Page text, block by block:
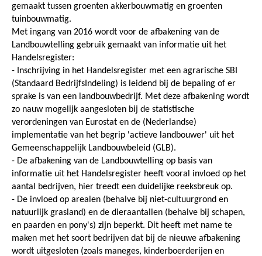
gemaakt tussen groenten akkerbouwmatig en groenten
tuinbouwmatig.
Met ingang van 2016 wordt voor de afbakening van de
Landbouwtelling gebruik gemaakt van informatie uit het
Handelsregister:
- Inschrijving in het Handelsregister met een agrarische SBI
(Standaard BedrijfsIndeling) is leidend bij de bepaling of er
sprake is van een landbouwbedrijf. Met deze afbakening wordt
zo nauw mogelijk aangesloten bij de statistische
verordeningen van Eurostat en de (Nederlandse)
implementatie van het begrip 'actieve landbouwer' uit het
Gemeenschappelijk Landbouwbeleid (GLB).
- De afbakening van de Landbouwtelling op basis van
informatie uit het Handelsregister heeft vooral invloed op het
aantal bedrijven, hier treedt een duidelijke reeksbreuk op.
- De invloed op arealen (behalve bij niet-cultuurgrond en
natuurlijk grasland) en de dieraantallen (behalve bij schapen,
en paarden en pony's) zijn beperkt. Dit heeft met name te
maken met het soort bedrijven dat bij de nieuwe afbakening
wordt uitgesloten (zoals maneges, kinderboerderijen en